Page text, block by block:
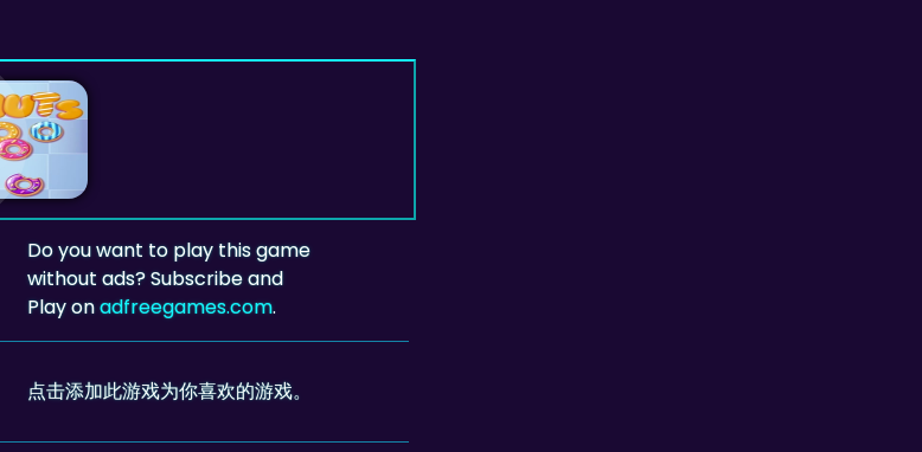
Do you want to play this game
without ads? Subscribe and
Play onadfreegames.com.
点击添加此游戏为你喜欢的游戏。